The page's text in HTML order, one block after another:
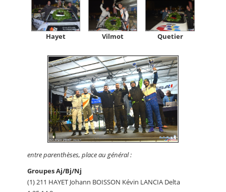
Hayet Vilmot Quetier
entre parenthèses, place au général :
Groupes Aj/Bj/Nj
(1) 211 HAYET Johann BOISSON Kévin LANCIA Delta